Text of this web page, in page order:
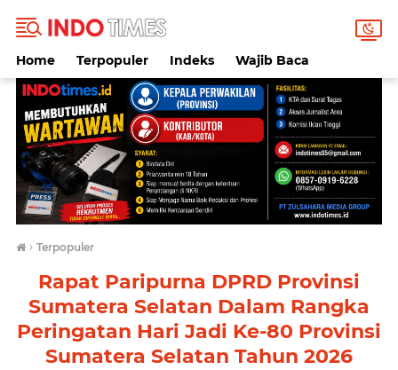
Home Terpopuler Indeks Wajib Baca
› Terpopuler
Rapat Paripurna DPRD Provinsi
Sumatera Selatan Dalam Rangka
Peringatan Hari Jadi Ke-80 Provinsi
Sumatera Selatan Tahun 2026